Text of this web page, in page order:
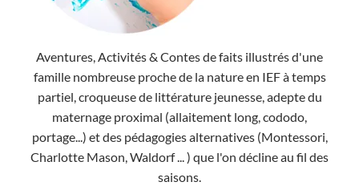
Aventures, Activités & Contes de faits illustrés d'une
famille nombreuse proche de la nature en IEF à temps
partiel, croqueuse de littérature jeunesse, adepte du
maternage proximal (allaitement long, cododo,
portage...) et des pédagogies alternatives (Montessori,
Charlotte Mason, Waldorf ... ) que l'on décline au fil des
saisons.